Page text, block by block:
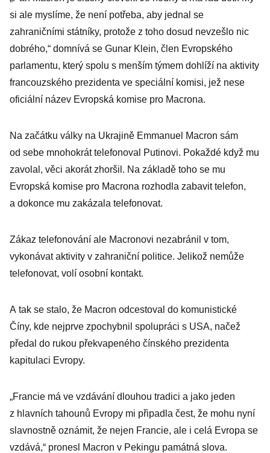
si ale myslíme, že není potřeba, aby jednal se
zahraničními státníky, protože z toho dosud nevzešlo nic
dobrého,“ domnívá se Gunar Klein, člen Evropského
parlamentu, který spolu s menším týmem dohlíží na aktivity
francouzského prezidenta ve speciální komisi, jež nese
oficiální název Evropská komise pro Macrona.
Na začátku války na Ukrajině Emmanuel Macron sám
od sebe mnohokrát telefonoval Putinovi. Pokaždé když mu
zavolal, věci akorát zhoršil. Na základě toho se mu
Evropská komise pro Macrona rozhodla zabavit telefon,
a dokonce mu zakázala telefonovat.
Zákaz telefonování ale Macronovi nezabránil v tom,
vykonávat aktivity v zahraniční politice. Jelikož nemůže
telefonovat, volí osobní kontakt.
A tak se stalo, že Macron odcestoval do komunistické
Číny, kde nejprve zpochybnil spolupráci s USA, načež
předal do rukou překvapeného čínského prezidenta
kapitulaci Evropy.
„Francie má ve vzdávání dlouhou tradici a jako jeden
z hlavních tahounů Evropy mi připadla čest, že mohu nyní
slavnostně oznámit, že nejen Francie, ale i celá Evropa se
vzdává,“ pronesl Macron v Pekingu památná slova.